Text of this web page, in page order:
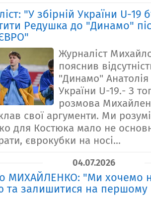
"У збірній України U-19
Редушка до "Динамо"
Журналіст
пояснив
"Динамо"
України U-19.- З
розмова
свої аргументи. Ми
для Костюка мало не
єврокубки на носі...
04.07.2026
МИХАЙЛЕНКО: "Ми хочемо
та залишитися на першому